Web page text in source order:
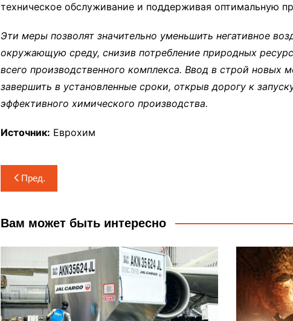
техническое обслуживание и поддерживая оптимальную
Эти меры позволят значительно уменьшить негативное
окружающую среду, снизив потребление природных
всего производственного комплекса. Ввод в строй новых
завершить в установленные сроки, открыв дорогу к
эффективного химического производства.
Источник: Еврохим
Навигация
по
записям
Пред.
Вам может быть интересно